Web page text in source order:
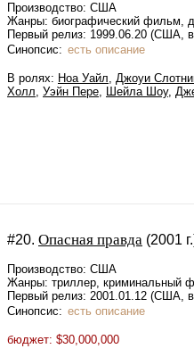
Производство: США
Жанры: биографический фильм,
Первый релиз: 1999.06.20 (США,
Синопсис: есть описание
В ролях: Ноа Уайл, Джоуи
Холл, Уэйн Пере, Шейла Шоу,
#20. Опасная правда (2001
Производство: США
Жанры: триллер, криминальный
Первый релиз: 2001.01.12 (США,
Синопсис: есть описание
бюджет: $30,000,000